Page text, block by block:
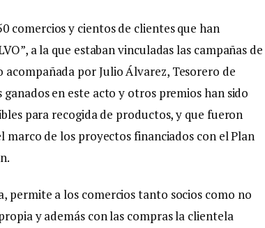
comercios y cientos de clientes que han
a la que estaban vinculadas las campañas de
por Julio Álvarez, Tesorero de
en este acto y otros premios han sido
para recogida de productos, y que fueron
de los proyectos financiados con el Plan
permite a los comercios tanto socios como no
y además con las compras la clientela